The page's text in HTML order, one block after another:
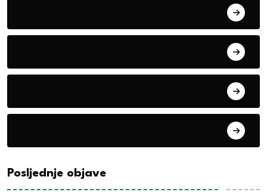
Posljednje objave